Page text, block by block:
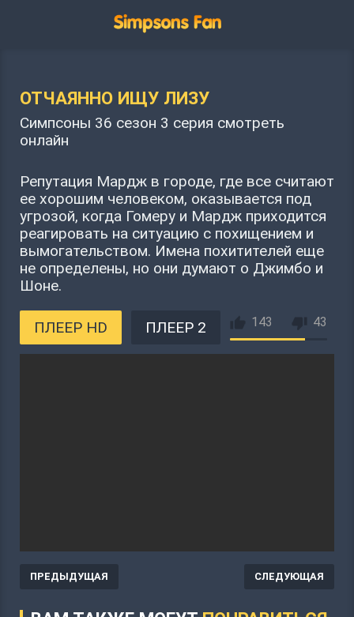
ОТЧАЯННО ИЩУ ЛИЗУ
Симпсоны 36 сезон 3 серия смотреть
онлайн
Репутация Мардж в городе, где все считают
ее хорошим человеком, оказывается под
угрозой, когда Гомеру и Мардж приходится
реагировать на ситуацию с похищением и
вымогательством. Имена похитителей еще
не определены, но они думают о Джимбо и
Шоне.
ПЛЕЕР HD ПЛЕЕР 2 143 43
ПРЕДЫДУЩАЯ СЛЕДУЮЩАЯ